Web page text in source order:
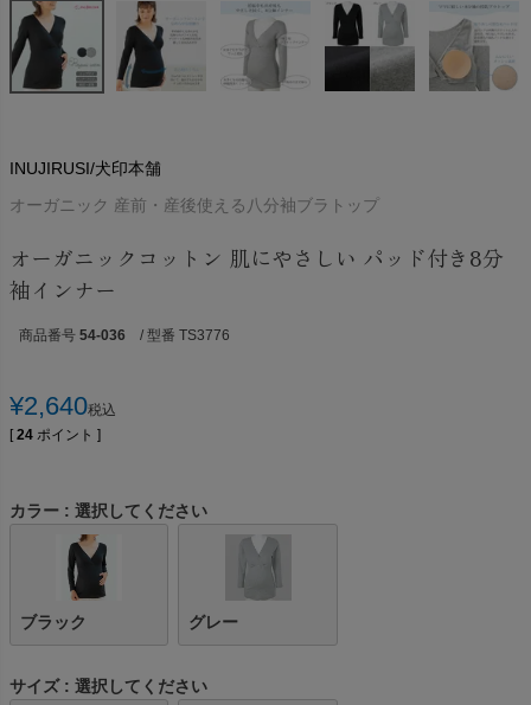
INUJIRUSI/犬印本舗
オーガニック 産前・産後使える八分袖ブラトップ
オーガニックコットン 肌にやさしい パッド付き8分
袖インナー
商品番号 54-036 / 型番 TS3776
¥2,640税込
[ 24 ポイント ]
カラー 選択してください
ブラック グレー
サイズ
選択してください